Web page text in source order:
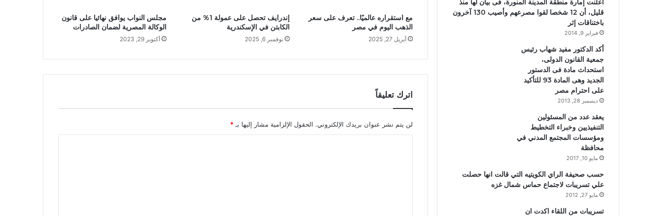
مع استقراره عالميًا.. تعرف على سعر
الذهب اليوم في مصر
أبريل 27, 2025
إندرايف تحصل على عمولة 1% من
الكابتن في الإسكندرية
نوفمبر 6, 2025
مجلس النواب يوافق نهائيا على قانون
الوكالة المصرية لضمان الصادرات
أكتوبر 29, 2023
اترك تعليقاً
لن يتم نشر عنوان بريدك الإلكتروني. الحقول الإلزامية مشار إليها بـ *
أعلنت إمارة منطقة المدينة المنورة، فى بيان لها منذ
قليل، أن 12 شخصا لقوا مصرعهم وأصيب 130 آخرون
باختناقات إثر
فبراير 9, 2014
أكد الدكتور مفيد شهاب رئيس
جمعية القانون الدولى،
استحداث مادة فى الدستور
الجديد وهى المادة 93 للتأكيد
على احترام مصر
ديسمبر 28, 2013
يعقد عدد من المسئولين
التنفيذيين وخبراء التخطيط
ومؤسسات المجتمع المدني في
محافظة
مايو 10, 2017
حسب صحيفة الراي الكويتيه التي قالت انها حصلت
علي تسريبات لاجتماع حماس شمال غزه
مايو 27, 2012
تسريبات من اللقاء اكدت ان